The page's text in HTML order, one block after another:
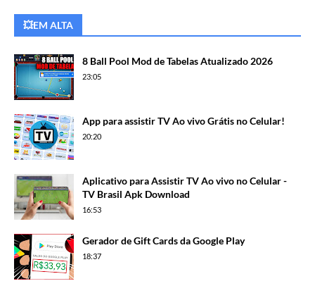
💥EM ALTA
8 Ball Pool Mod de Tabelas Atualizado 2026
23:05
App para assistir TV Ao vivo Grátis no Celular!
20:20
Aplicativo para Assistir TV Ao vivo no Celular -
TV Brasil Apk Download
16:53
Gerador de Gift Cards da Google Play
18:37